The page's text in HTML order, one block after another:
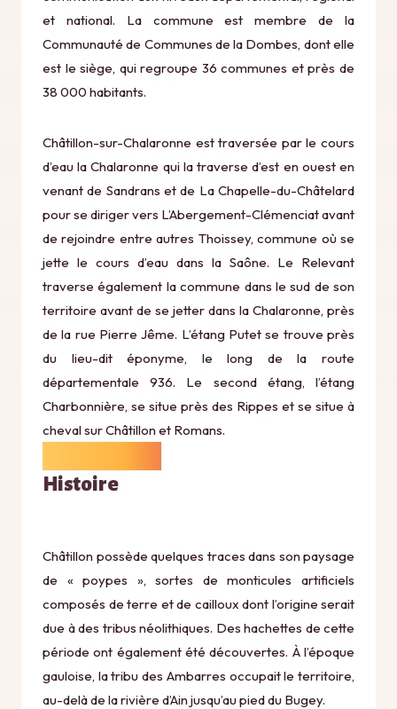
et national. La commune est membre de la
Communauté de Communes de la Dombes, dont elle
est le siège, qui regroupe 36 communes et près de
38 000 habitants.
Châtillon-sur-Chalaronne est traversée par le cours
d’eau la Chalaronne qui la traverse d’est en ouest en
venant de Sandrans et de La Chapelle-du-Châtelard
pour se diriger vers L’Abergement-Clémenciat avant
de rejoindre entre autres Thoissey, commune où se
jette le cours d’eau dans la Saône. Le Relevant
traverse également la commune dans le sud de son
territoire avant de se jetter dans la Chalaronne, près
de la rue Pierre Jême. L’étang Putet se trouve près
du lieu-dit éponyme, le long de la route
départementale 936. Le second étang, l’étang
Charbonnière, se situe près des Rippes et se situe à
cheval sur Châtillon et Romans.
Histoire
Châtillon possède quelques traces dans son paysage
de « poypes », sortes de monticules artificiels
composés de terre et de cailloux dont l’origine serait
due à des tribus néolithiques. Des hachettes de cette
période ont également été découvertes. À l’époque
gauloise, la tribu des Ambarres occupait le territoire,
au-delà de la rivière d’Ain jusqu’au pied du Bugey.